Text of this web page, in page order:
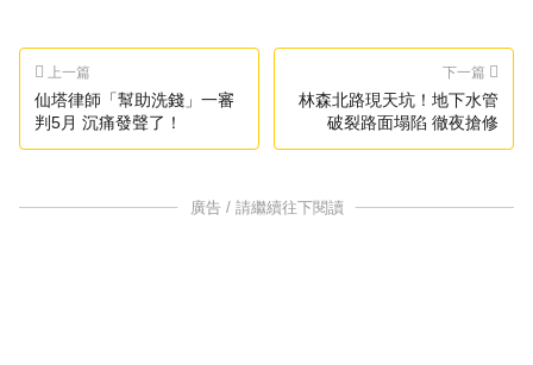
上一篇
仙塔律師「幫助洗錢」一審
判5月 沉痛發聲了！
下一篇
林森北路現天坑！地下水管
破裂路面塌陷 徹夜搶修
廣告 / 請繼續往下閱讀